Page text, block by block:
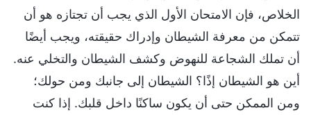
الخلاص، فإن الامتحان الأول الذي يجب أن تجتازه هو أن
تتمكن من معرفة الشيطان وإدراك حقيقته، ويجب أيضًا
أن تملك الشجاعة للنهوض وكشف الشيطان والتخلي عنه.
أين هو الشيطان إذًا؟ الشيطان إلى جانبك ومن حولك؛
ومن الممكن حتى أن يكون ساكنًا داخل قلبك. إذا كنت